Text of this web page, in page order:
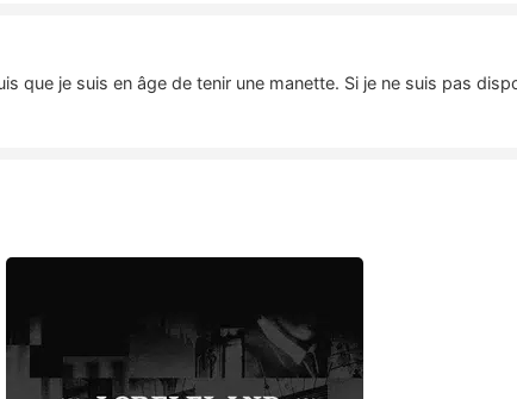
que je suis en âge de tenir une manette. Si je ne suis pas